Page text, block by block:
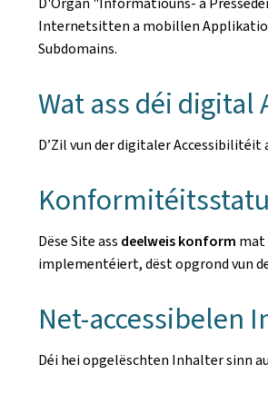
Internetsitten a mobillen
Subdomains.
Wat ass déi digital
D’Zil vun der digitaler
Dëse Site ass deelweis konform mat
implementéiert, dëst opgrond vun
Net-accessibelen
Déi hei opgelëschten Inhalter sinn